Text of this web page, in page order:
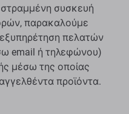
συσκευή
παρακαλούμε
πελατών
email ή τηλεφώνου)
μέσω της οποίας
προϊόντα.